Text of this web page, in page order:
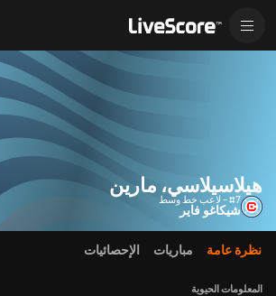
هيلاسيلاسي، مارين
#7 - لاعب خط وسط
شيكاغو فاير
نظرة عامة مباريات الإحصائيات
المعلومات الحيوية